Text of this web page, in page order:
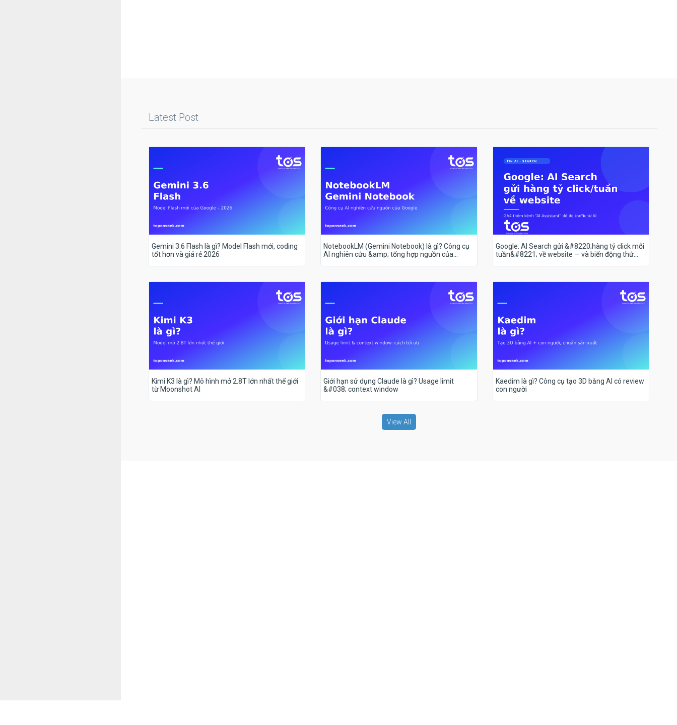
Latest Post
Gemini 3.6 Flash là gì? Model Flash mới, coding
tốt hơn và giá rẻ 2026
NotebookLM (Gemini Notebook) là gì? Công cụ
AI nghiên cứu &amp; tổng hợp nguồn của
Google: AI Search gửi &#8220;hàng tỷ click mỗi
tuần&#8221; về website — và biến động thứ
Kimi K3 là gì? Mô hình mở 2.8T lớn nhất thế giới
từ Moonshot AI
Giới hạn sử dụng Claude là gì? Usage limit
&#038; context window
Kaedim là gì? Công cụ tạo 3D bằng AI có review
con người
View All